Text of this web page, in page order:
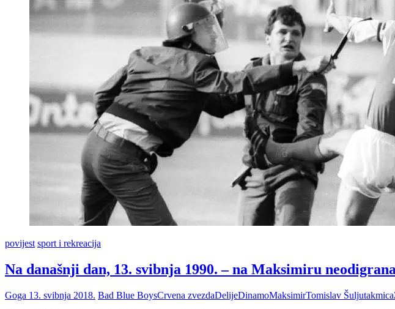
povijest sport i rekreacija
Na današnji dan, 13. svibnja 1990. – na Maksimiru
Goga 13. svibnja 2018. Bad Blue BoysCrvena zvezdaDelijeDinamoMaksimirTomislav Šuljutakmica